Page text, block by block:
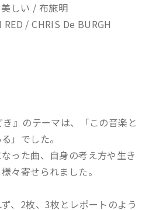
しい / 布施明
/ CHRIS De BURGH
』のテーマは、「この音楽と
」でした。
った曲、自身の考え方や生き
々寄せられました。
、2枚、3枚とレポートのよう